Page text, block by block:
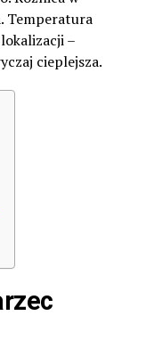
Temperatura
–
cieplejsza.